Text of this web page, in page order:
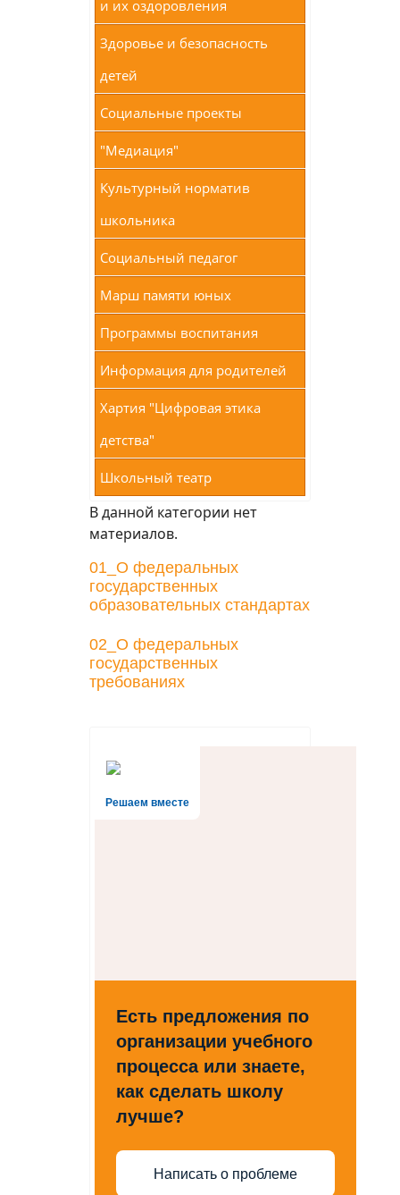
и их оздоровления
Здоровье и безопасность
детей
Социальные проекты
"Медиация"
Культурный норматив
школьника
Социальный педагог
Марш памяти юных
Программы воспитания
Информация для родителей
Хартия "Цифровая этика
детства"
Школьный театр
В данной категории нет
материалов.
01_О федеральных
государственных
образовательных стандартах
02_О федеральных
государственных
требованиях
Решаем вместе
Есть предложения по
организации учебного
процесса или знаете,
как сделать школу
лучше?
Написать о проблеме